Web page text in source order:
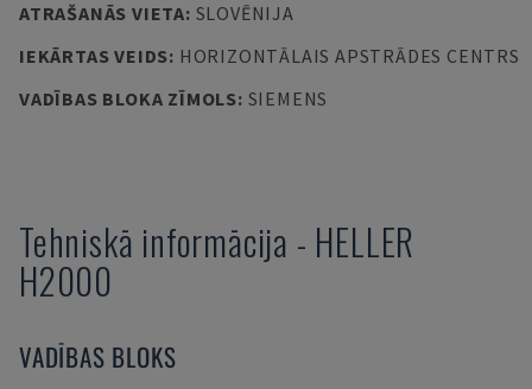
ATRAŠANĀS VIETA: SLOVĒNIJA
IEKĀRTAS VEIDS: HORIZONTĀLAIS APSTRĀDES CENTRS
VADĪBAS BLOKA ZĪMOLS: SIEMENS
Tehniskā informācija - HELLER
H2000
VADĪBAS BLOKS